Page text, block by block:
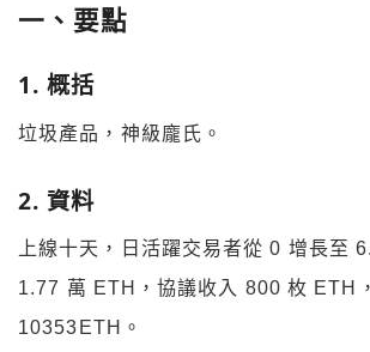
一、要點
1. 概括
垃圾產品，神級龐氏。
2. 資料
上線十天，日活躍交易者從 0 增長至
1.77 萬 ETH，協議收入 800 枚 ETH
10353ETH。